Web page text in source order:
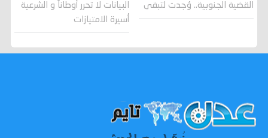
القضية الجنوبية.. وُجدت لتبقى
البيانات لا تحرر أوطاناً و الشرعية
أسيرة الامتيازات